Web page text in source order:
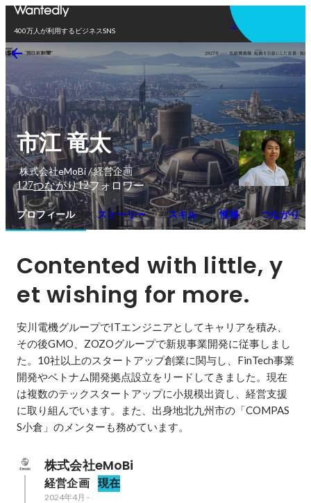
400万人が利用するビジネスSNS
アプリを使う
市江 竜太
株式会社eMoBi / 経営企画
127つながり12フォロワー
プロフィール ストーリー スキル 性格 つながり
Contented with little, y
et wishing for more.
安川電機グループでITエンジニアとしてキャリアを積み、
その後GMO、ZOZOグループで新規事業開発に従事しまし
た。10社以上のスタートアップ創業に関与し、FinTech事業
開発やベトナム開発拠点設立をリードしてきました。現在
は複数のテックスタートアップに小規模出資し、経営支援
に取り組んでいます。また、出身地北九州市の「COMPAS
S小倉」のメンターも務めています。
株式会社eMoBi
経営企画 現在
2024年4月 -